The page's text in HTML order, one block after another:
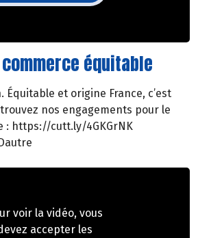
équitable
Équitable et origine France, c’est
nos engagements pour le
: https://cutt.ly/4GKGrNK
voir la vidéo, vous
accepter les